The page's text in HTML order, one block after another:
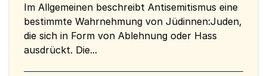
Im Allgemeinen beschreibt Antisemitismus eine
bestimmte Wahrnehmung von Jüdinnen:Juden,
die sich in Form von Ablehnung oder Hass
ausdrückt. Die...